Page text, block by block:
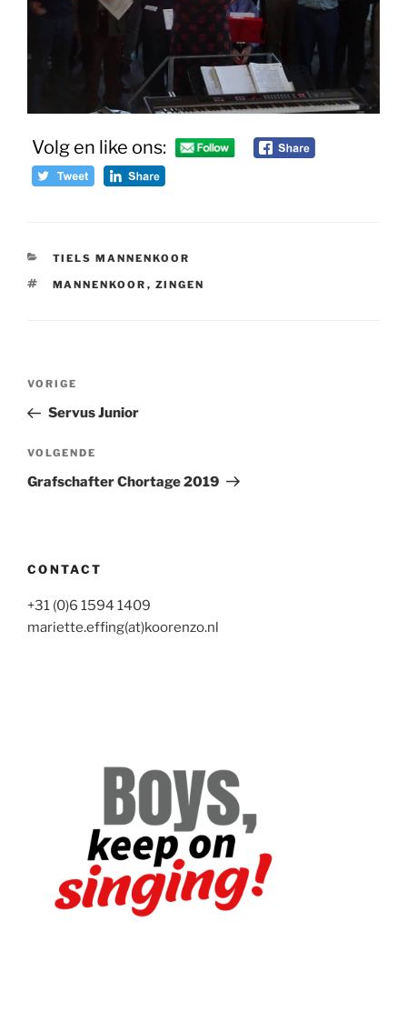
Volg en like ons:
CATEGORIEËN
TIELS MANNENKOOR
TAGS
MANNENKOOR , ZINGEN
Bericht
Vorig
bericht
VORIGE
Servus Junior
Volgend
bericht
VOLGENDE
Grafschafter Chortage 2019
CONTACT
+31 (0)6 1594 1409
mariette.effing(at)koorenzo.nl